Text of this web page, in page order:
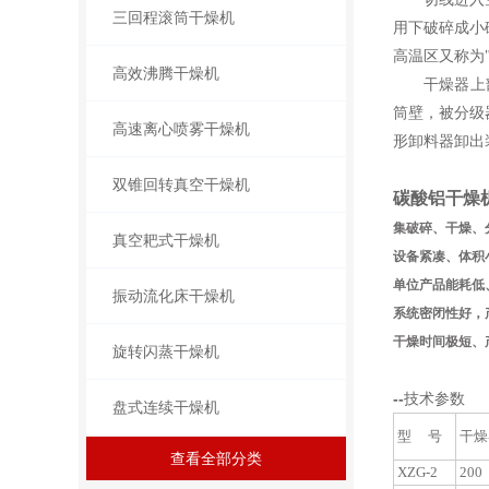
三回程滚筒干燥机
高效沸腾干燥机
高速离心喷雾干燥机
双锥回转真空干燥机
真空耙式干燥机
振动流化床干燥机
旋转闪蒸干燥机
盘式连续干燥机
查看全部分类
用下破碎成
高温区又称
干燥器上部
筒壁，被分
形卸料器卸
碳酸铝干燥
集破碎、干燥
设备紧凑、体
单位产品能耗
系统密闭性好
干燥时间极短、
--技术参数
型 号 干
XZG-2 200